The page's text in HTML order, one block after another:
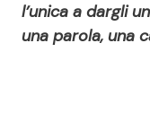
l’unica a dargli
una parola, una